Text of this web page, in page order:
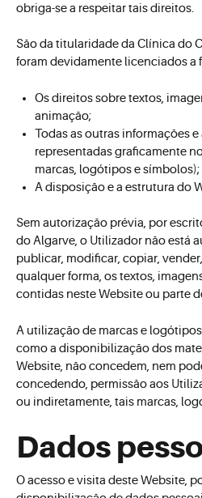
obriga-se a respeitar tais direitos.
São da titularidade da Clínica do
foram devidamente licenciados a
Os direitos sobre textos,
animação;
Todas as outras informações e
representadas graficamente
marcas, logótipos e símbolos);
A disposição e a estrutura do
Sem autorização prévia, por
do Algarve, o Utilizador não está
publicar, modificar, copiar,
qualquer forma, os textos,
contidas neste Website ou parte
A utilização de marcas e
como a disponibilização dos
Website, não concedem, nem
concedendo, permissão aos
ou indiretamente, tais marcas,
Dados
O acesso e visita deste Website,